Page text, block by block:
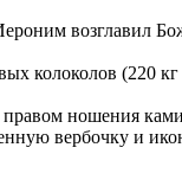
возглавил
колоколов (220
ношения
вербочку и